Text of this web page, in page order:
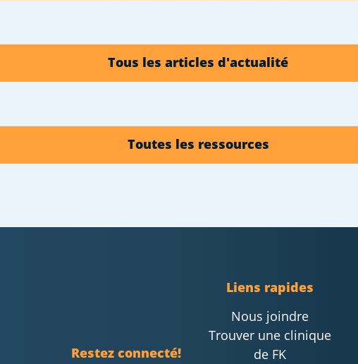
Tous les articles d'actualité
Toutes les ressources
Liens rapides
Nous joindre
Trouver une clinique
de FK
Restez connecté!